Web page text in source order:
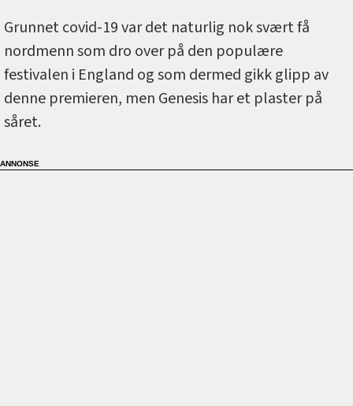
Grunnet covid-19 var det naturlig nok svært få
nordmenn som dro over på den populære
festivalen i England og som dermed gikk glipp av
denne premieren, men Genesis har et plaster på
såret.